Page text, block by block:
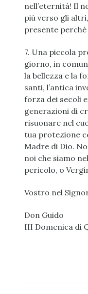
nell’eternità! Il
più verso gli
presente perché
7. Una piccola
giorno, in
la bellezza e la
santi, l’antica
forza dei secoli
generazioni di
risuonare nel
tua protezione
Madre di Dio.
noi che siamo
pericolo, o
Vostro nel
Don Guido
III Domenica di